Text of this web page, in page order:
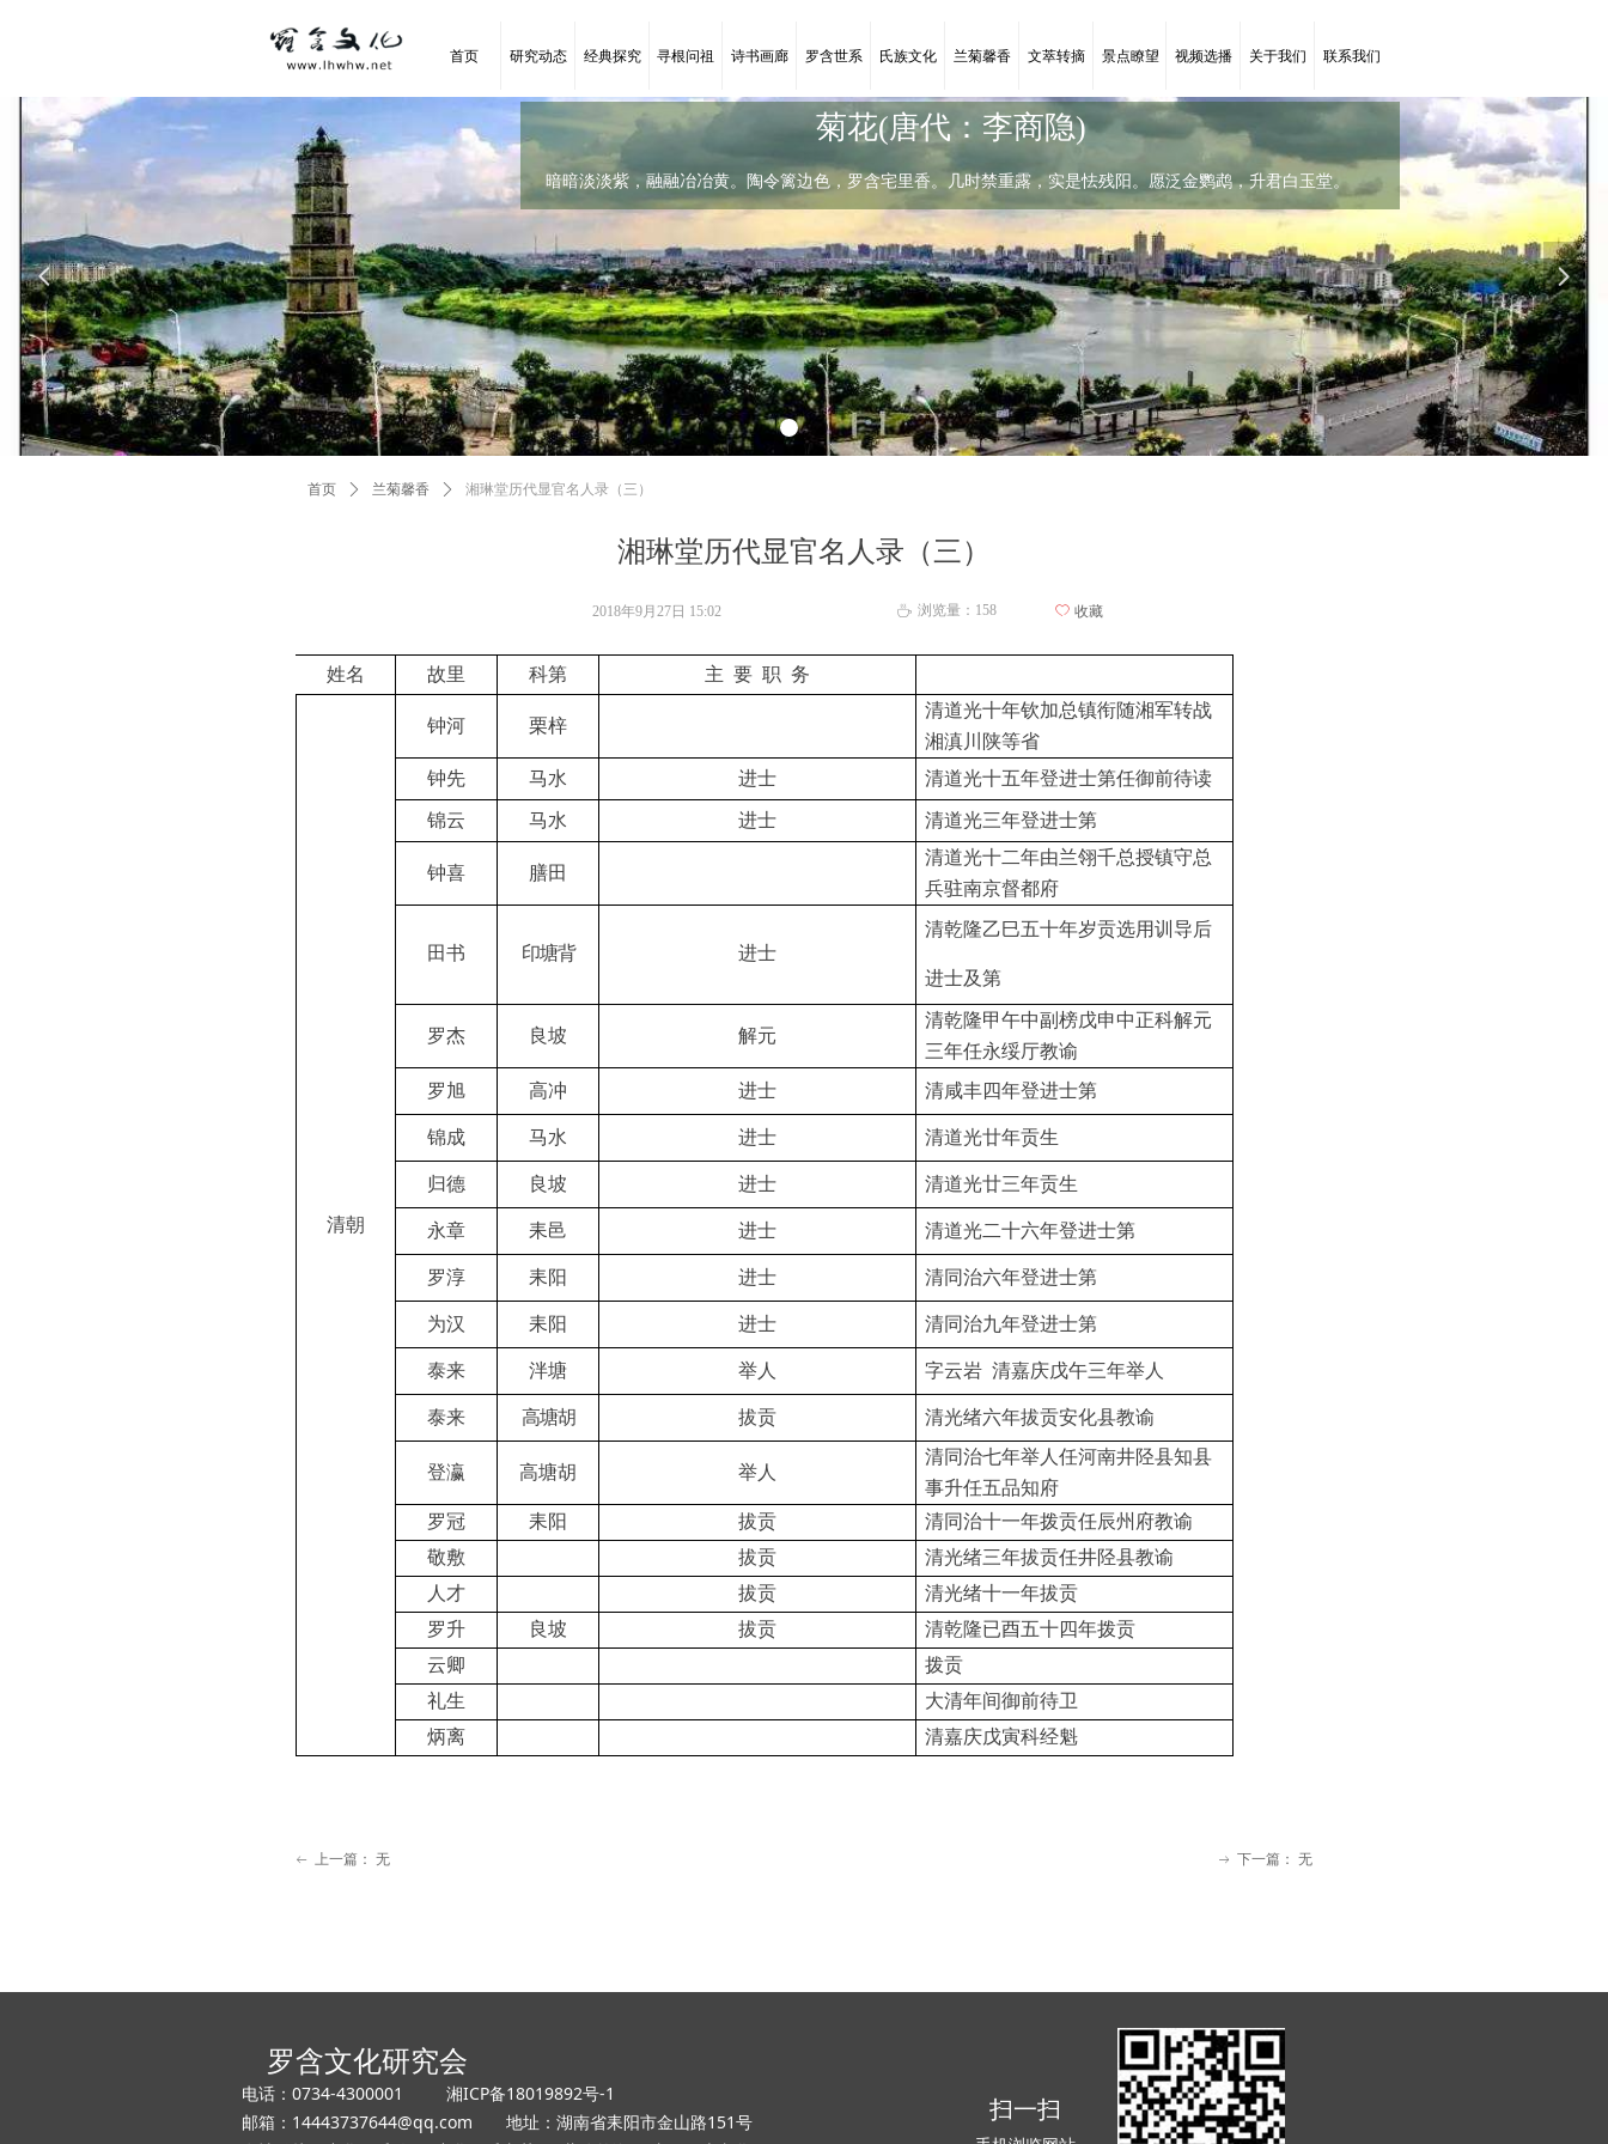
首页 研究动态 经典探究 寻根问祖 诗书画廊 罗含世系 氏族文化 兰菊馨香 文萃转摘 景点瞭望 视频选播 关于我们 联系我们
菊花(唐代：李商隐)
暗暗淡淡紫，融融冶冶黄。陶令篱边色，罗含宅里香。几时禁重露，实是怯残阳。愿泛金鹦鹉，升君白玉堂。
넳 넲
菊花(唐代：李商隐)
暗暗淡淡紫，融融冶冶黄。陶令篱边色，罗含宅里香。几时禁重露，实是怯残阳。愿泛金鹦鹉，升
陶令篱边色，罗含宅里香。
湘琳堂历代显官名人录（三）
首页 ꄲ 兰菊馨香 ꄲ 湘琳堂历代显官名人录（三）
姓名 故里 科第 主 要 职 务
清朝
钟河 栗梓
清道光十年钦加总镇衔随湘军转战
湘滇川陕等省
钟先
马水 进士 清道光十五年登进士第任御前待读
锦云 马水 进士 清道光三年登进士第
钟喜 膳田
清道光十二年由兰翎千总授镇守总
兵驻南京督都府
田书 印塘背 进士
清乾隆乙巳五十年岁贡选用训导后
进士及第
罗杰 良坡 解元
清乾隆甲午中副榜戊申中正科解元
三年任永绥厅教谕
罗旭
高冲 进士 清咸丰四年登进士第
锦成 马水 进士 清道光廿年贡生
归德 良坡 进士 清道光廿三年贡生
永章 耒邑 进士 清道光二十六年登进士第
罗淳 耒阳 进士 清同治六年登进士第
为汉 耒阳 进士 清同治九年登进士第
泰来 泮塘 举人 字云岩 清嘉庆戊午三年举人
泰来 高塘胡 拔贡 清光绪六年拔贡安化县教谕
登瀛 高塘胡 举人
清同治七年举人任河南井陉县知县
事升任五品知府
罗冠
耒阳 拔贡
清同治十一年拨贡任辰州府教谕
敬敷
拔贡
清光绪三年拔贡任井陉县教谕
人才
拔贡
清光绪十一年拔贡
罗升
良坡 拔贡
清乾隆已酉五十四年拨贡
云卿
拨贡
礼生
大清年间御前待卫
炳离
清嘉庆戊寅科经魁
2018年9月27日 15:02 ꄘ 浏览量： 158 ꄀ 收藏
ꂃ 上一篇： 无 ꁹ 下一篇： 无
罗含文化研究会
电话：0734-4300001 湘ICP备18019892号-1
邮箱：14443737644@qq.com 地址：湖南省耒阳市金山路151号
扫一扫